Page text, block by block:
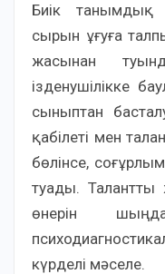
Биік танымдық
сырын ұғуға
жасынан
ізденушілікке
сыныптан
қабілеті мен
бөлінсе,
туады. Талантты
өнерін
күрделі мәселе.